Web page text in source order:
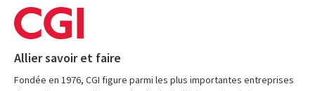
Allier savoir et faire
Fondée en 1976, CGI figure parmi les plus importantes entreprises